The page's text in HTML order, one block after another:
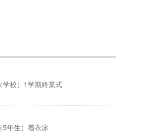
（学校）1学期終業式
（5年生）着衣泳